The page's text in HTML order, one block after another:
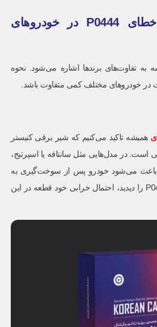
نکات تخصصی کد خطای P0444 در خودروهای
به تفاوت‌های برندها اشاره می‌شود. نحوه
همیشه تاکید می‌کنیم که شیر برقی کنیستر
در مدل‌هایی مثل سانتافه یا اسپرتیج،
باعث می‌شود خودرو پس از سوخت‌گیری به
سختی روشن شود. اگر کد P0444 را دیدید، احتمال خرابی خود قطعه در این